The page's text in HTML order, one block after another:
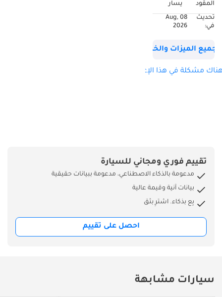
المقود
يسار
تحديث
في:
08 Aug,
2026
جميع الميزات والخصائص
مشكلة في هذا الإعلان؟
تقييم فوري ومجاني للسيارة
مدعومة بالذكاء الاصطناعي، مدعومة ببيانات حقيقية
بيانات آنية وقيمة عالية
بِع بذكاء. اشترِ بثق
احصل على تقييم
سيارات مشابهة